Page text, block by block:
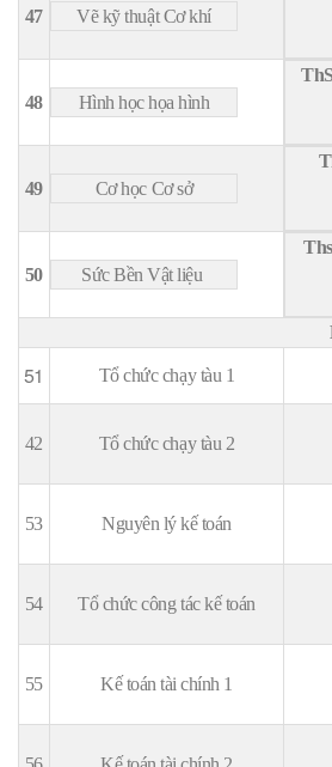
47 Vẽ kỹ thuật Cơ khí
48 Hình học họa hình
49 Cơ học Cơ sở
50 Sức Bền Vật liệu
KHOA
51 Tổ chức chạy tàu 1
42 Tổ chức chạy tàu 2
53 Nguyên lý kế toán
54 Tổ chức công tác kế toán
55 Kế toán tài chính 1